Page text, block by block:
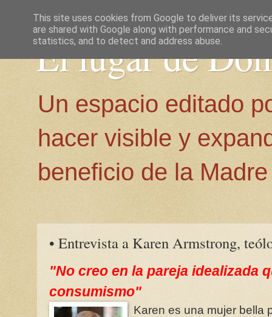
El lugar de
Un espacio editado
hacer visible y
beneficio de la
• Entrevista a Karen Armstrong,
"No creo en la pareja idealizada
consumismo"
Karen es una mujer bella
This site uses cookies from Google to deliver its
are shared with Google along with performance and
statistics, and to detect and address abuse.